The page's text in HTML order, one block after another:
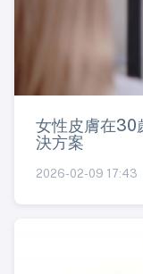
女性皮膚在30
決方案
2026-02-09 17:43